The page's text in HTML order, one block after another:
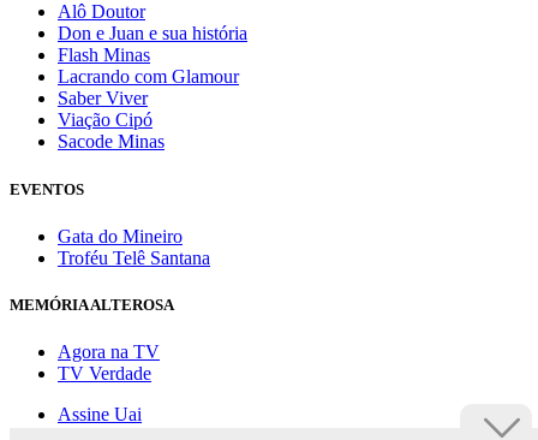
Alô Doutor
Don e Juan e sua história
Flash Minas
Lacrando com Glamour
Saber Viver
Viação Cipó
Sacode Minas
EVENTOS
Gata do Mineiro
Troféu Telê Santana
MEMÓRIA ALTEROSA
Agora na TV
TV Verdade
Assine Uai